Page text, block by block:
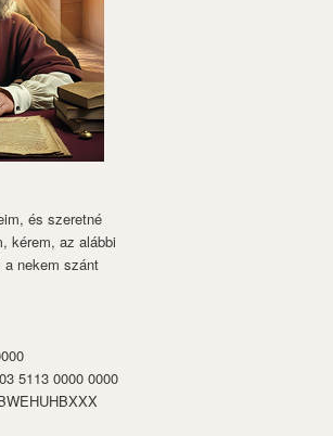
és szeretné
kérem, az alábbi
a nekem szánt
5113 0000 0000